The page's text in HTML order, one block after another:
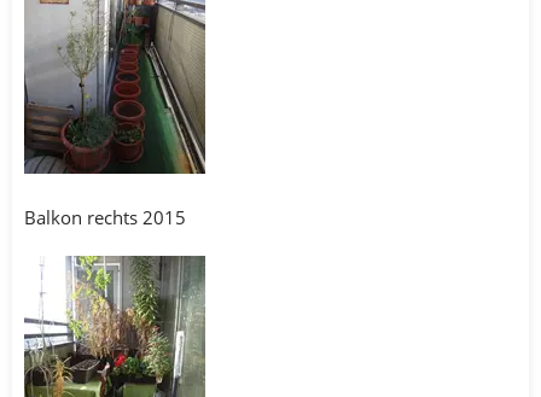
Balkon rechts 2015